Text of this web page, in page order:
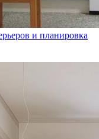
и планировка